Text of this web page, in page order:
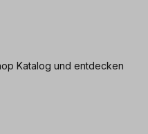
Katalog und entdecken